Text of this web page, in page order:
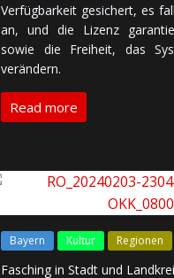
Ver­füg­bar­keit ge­si­chert, es
an, und die Lizenz
sowie die Frei­heit, das
verändern.
Read more
Bayern Kultur Regionen
Fasching in Stadt und